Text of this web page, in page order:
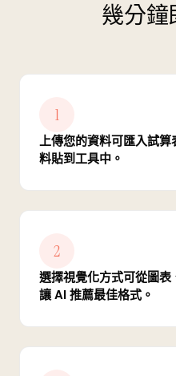
幾分鐘
1
上傳您的資料可匯入試
料貼到工具中。
2
選擇視覺化方式可從圖
讓 AI 推薦最佳格式。